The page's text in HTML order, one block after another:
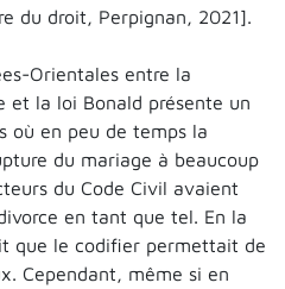
du droit, Perpignan, 2021].
Orientales entre la
et la loi Bonald présente un
où en peu de temps la
du mariage à beaucoup
du Code Civil avaient
en tant que tel. En la
que le codifier permettait de
Cependant, même si en